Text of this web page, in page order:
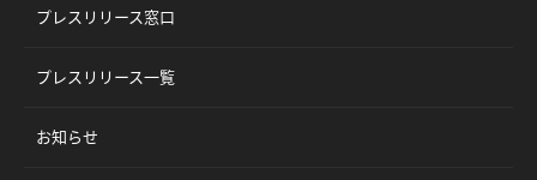
プレスリリース窓口
プレスリリース一覧
お知らせ